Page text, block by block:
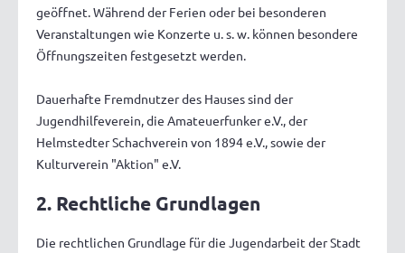
geöffnet. Während der Ferien oder bei besonderen
Veranstaltungen wie Konzerte u. s. w. können besondere
Öffnungszeiten festgesetzt werden.
Dauerhafte Fremdnutzer des Hauses sind der
Jugendhilfeverein, die Amateuerfunker e.V., der
Helmstedter Schachverein von 1894 e.V., sowie der
Kulturverein "Aktion" e.V.
2. Rechtliche Grundlagen
Die rechtlichen Grundlage für die Jugendarbeit der Stadt